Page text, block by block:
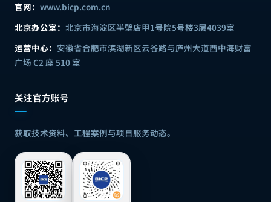
官网： www.bicp.com.cn
北京办公室： 北京市海淀区半壁店甲1号院5号楼3层4039室
运营中心： 安徽省合肥市滨湖新区云谷路与庐州大道西中海财富
广场 C2 座 510 室
关注官方账号
获取技术资料、工程案例与项目服务动态。